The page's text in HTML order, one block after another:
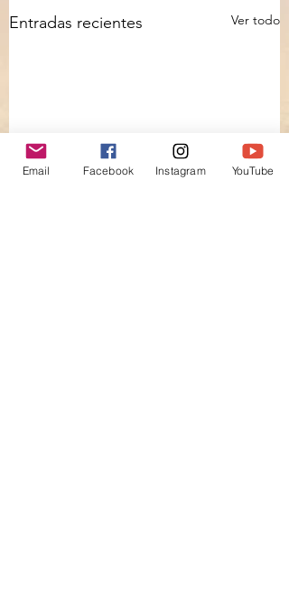
Entradas recientes Ver todo
Email Facebook Instagram YouTube